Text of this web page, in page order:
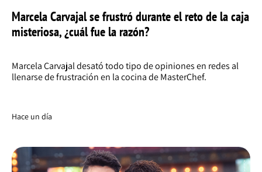
Marcela Carvajal se frustró durante el reto de la caja
misteriosa, ¿cuál fue la razón?
Marcela Carvajal desató todo tipo de opiniones en redes al
llenarse de frustración en la cocina de MasterChef.
Hace un día